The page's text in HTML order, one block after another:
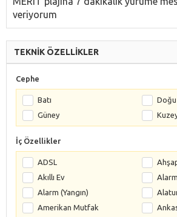
veriyorum
TEKNİK ÖZELLİKLER
Cephe
Batı
Doğu
Güney
İç Özellikler
ADSL
Akıllı Ev
Alarm (Yangın)
Amerikan Mutfak